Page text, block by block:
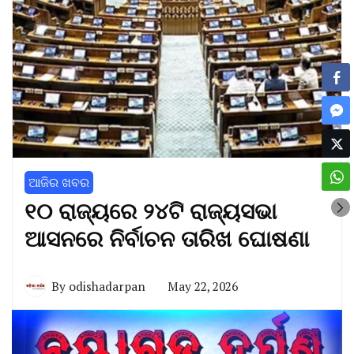
ଆଜିର ଖବର
୧୦ ରାଜ୍ୟରେ ୨୪ଟି ରାଜ୍ୟସଭା
ଆସନରେ ନିର୍ବାଚନ ତାରିଖ ଘୋଷଣା
By odishadarpan May 22, 2026